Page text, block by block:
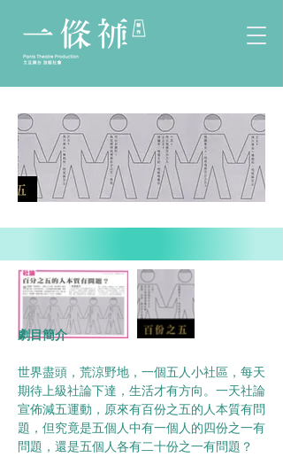
劇目簡介
世界盡頭，荒涼野地，一個五人小社區，每天
期待上級社論下達，生活才有方向。一天社論
宣佈減五運動，原來有百份之五的人本質有問
題，但究竟是五個人中有一個人的四份之一有
問題，還是五個人各有二十份之一有問題？